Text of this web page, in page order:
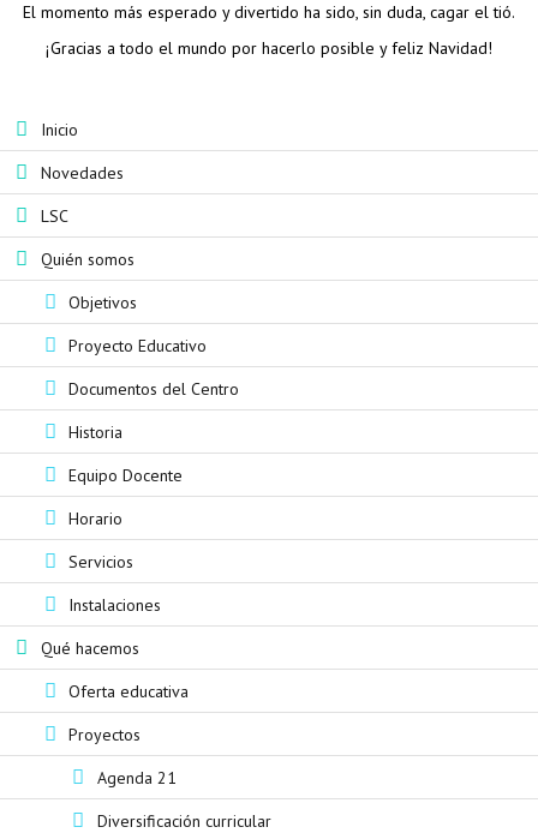
El momento más esperado y divertido ha sido, sin duda, cagar el tió.
¡Gracias a todo el mundo por hacerlo posible y feliz Navidad!
Inicio
Novedades
LSC
Quién somos
Objetivos
Proyecto Educativo
Documentos del Centro
Historia
Equipo Docente
Horario
Servicios
Instalaciones
Qué hacemos
Oferta educativa
Proyectos
Agenda 21
Diversificación curricular